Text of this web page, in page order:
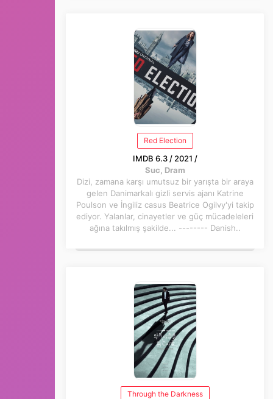
Red Election
IMDB 6.3 / 2021 /
Suc, Dram
Dizi, zamana karşı umutsuz bir yarışta bir araya
gelen Danimarkalı gizli servis ajanı Katrine
Poulson ve İngiliz casus Beatrice Ogilvy'yi takip
ediyor. Yalanlar, cinayetler ve güç mücadeleleri
ağına takılmış şakilde... -------- Danish..
Through the Darkness